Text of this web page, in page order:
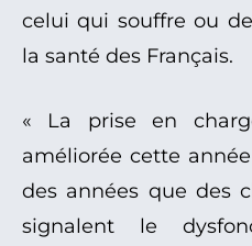
celui qui souffre ou
la santé des Français.
« La prise en
améliorée cette
des années que des
signalent le